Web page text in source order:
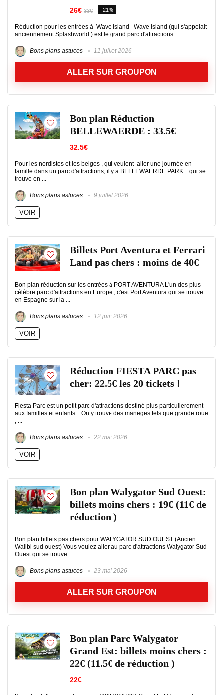
26€ 33€ -21%
Réduction pour les entrées à Wave Island Wave Island (qui s'appelait
anciennement Splashworld ) est le grand parc d'attractions ...
Bons plans astuces 11 juillet 2026
ALLER SUR GROUPON
Bon plan Réduction
BELLEWAERDE : 33.5€
32.5€
Pour les nordistes et les belges , qui veulent aller une journée en
famille dans un parc d'attractions, il y a BELLEWAERDE PARK ...qui se
trouve en ...
Bons plans astuces 9 juillet 2026
VOIR
Billets Port Aventura et Ferrari
Land pas chers : moins de 40€
Bon plan réduction sur les entrées à PORT AVENTURA L'un des plus
célèbre parc d'attractions en Europe , c'est Port Aventura qui se trouve
en Espagne sur la ...
Bons plans astuces 12 juin 2026
VOIR
Réduction FIESTA PARC pas
cher: 22.5€ les 20 tickets !
Fiesta Parc est un petit parc d'attractions destiné plus particulierement
aux familles et enfants ...On y trouve des maneges tels que grande roue
, ...
Bons plans astuces 22 mai 2026
VOIR
Bon plan Walygator Sud Ouest:
billets moins chers : 19€ (11€ de
réduction )
Bon plan billets pas chers pour WALYGATOR SUD OUEST (Ancien
Walibi sud ouest) Vous voulez aller au parc d'attractions Walygator Sud
Ouest qui se trouve ...
Bons plans astuces 23 mai 2026
ALLER SUR GROUPON
Bon plan Parc Walygator
Grand Est: billets moins chers :
22€ (11.5€ de réduction )
22€